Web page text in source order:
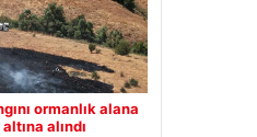
ormanlık alana
alındı